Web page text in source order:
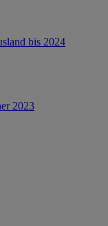
bis 2024
2023